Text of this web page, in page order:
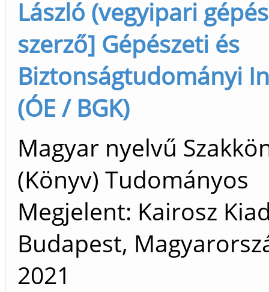
László (vegyipari
szerző] Gépészeti és
Biztonságtudományi
(ÓE / BGK)
Magyar nyelvű
(Könyv) Tudományos
Megjelent: Kairosz
Budapest,
2021